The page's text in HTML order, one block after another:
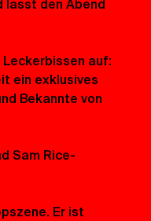
lasst den Abend
auf:
ein exklusives
Bekannte von
Sam Rice-
Er ist